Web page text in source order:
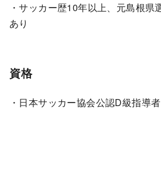
・サッカー歴10年以上、元島根県
あり
資格
・日本サッカー協会公認D級指導